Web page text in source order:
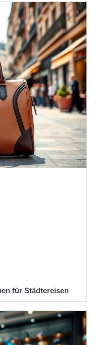
für Städtereisen